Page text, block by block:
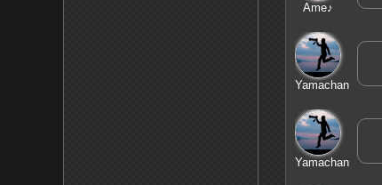
Ame♪
Yamachan
Yamachan